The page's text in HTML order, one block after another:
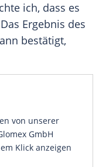
ich, dass es
Ergebnis des
bestätigt,
von unserer
GmbH
Klick anzeigen